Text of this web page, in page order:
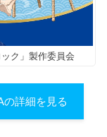
ク」製作委員会
の詳細を見る